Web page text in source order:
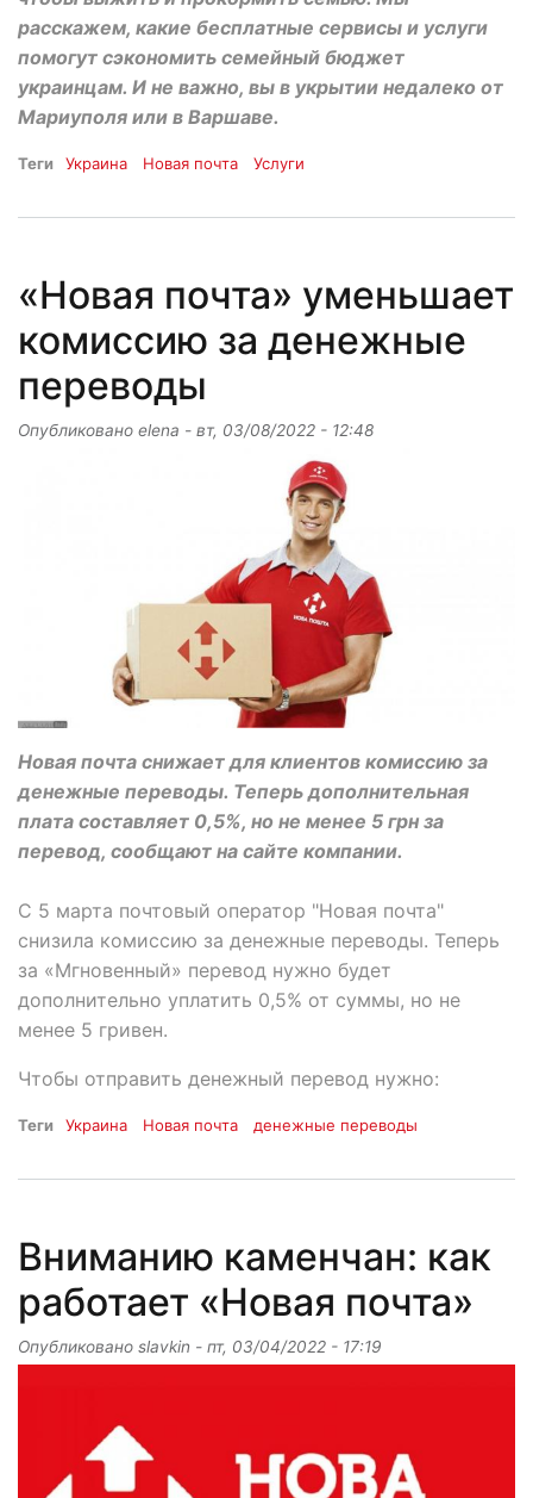
расскажем, какие бесплатные сервисы и услуги
помогут сэкономить семейный бюджет
украинцам. И не важно, вы в укрытии недалеко от
Мариуполя или в Варшаве.
Теги Украина Новая почта Услуги
«Новая почта» уменьшает
комиссию за денежные
переводы
Опубликовано elena - вт, 03/08/2022 - 12:48
Новая почта снижает для клиентов комиссию за
денежные переводы. Теперь дополнительная
плата составляет 0,5%, но не менее 5 грн за
перевод, сообщают на сайте компании.
С 5 марта почтовый оператор "Новая почта"
снизила комиссию за денежные переводы. Теперь
за «Мгновенный» перевод нужно будет
дополнительно уплатить 0,5% от суммы, но не
менее 5 гривен.
Чтобы отправить денежный перевод нужно:
Теги Украина Новая почта денежные переводы
Вниманию каменчан: как
работает «Новая почта»
Опубликовано slavkin - пт, 03/04/2022 - 17:19